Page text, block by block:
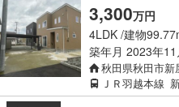
4LDK 建物
築年月 2023年11
秋田県秋田市新
ＪＲ羽越本線
3,300万円